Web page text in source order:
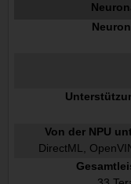
Von der NPU
DirectML,